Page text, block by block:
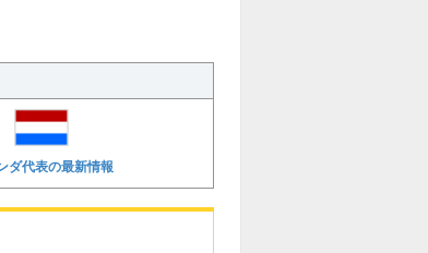
ダ代表の最新情報